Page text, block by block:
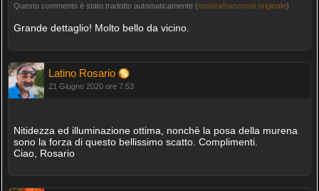
Questo commento è stato tradotto automaticamente (mostra/nascondi originale)
Grande dettaglio! Molto bello da vicino.
Latino Rosario
21 Giugno 2020 ore 7:53
Nitidezza ed illuminazione ottima, nonchè la posa della murena
sono la forza di questo bellissimo scatto. Complimenti.
Ciao, Rosario